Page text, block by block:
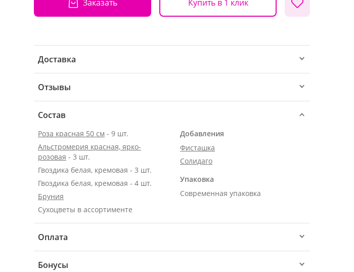
Заказать Купить в 1 клик
Доставка
Отзывы
Состав
Роза красная 50 см - 9 шт.
Альстромерия красная, ярко-
розовая - 3 шт.
Гвоздика белая, кремовая - 3 шт.
Гвоздика белая, кремовая - 4 шт.
Бруния
Сухоцветы в ассортименте
Добавления
Фисташка
Солидаго
Упаковка
Современная упаковка
Оплата
Бонусы